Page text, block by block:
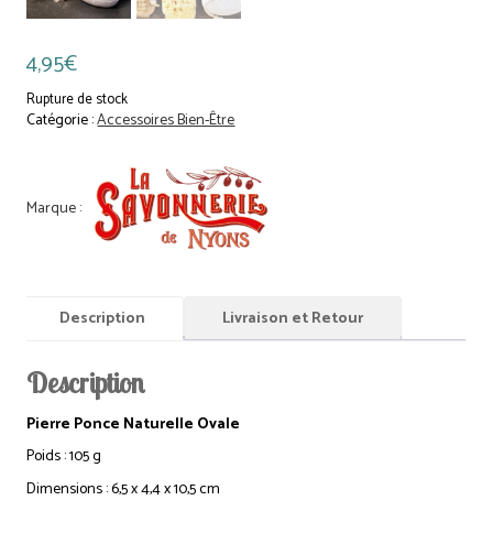
4,95€
Rupture de stock
Catégorie :Accessoires Bien-Être
Description Livraison et Retour
Description
Pierre Ponce Naturelle Ovale
Poids : 105 g
Dimensions : 6,5 x 4,4 x 10,5 cm